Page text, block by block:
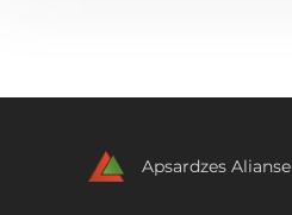
Apsardzes Alianse